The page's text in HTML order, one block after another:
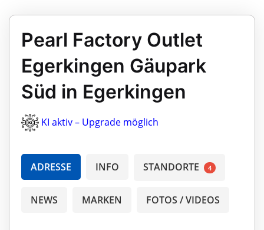
Pearl Factory Outlet
Egerkingen Gäupark
Süd in Egerkingen
KI aktiv – Upgrade möglich
ADRESSE INFO STANDORTE 4
NEWS MARKEN FOTOS / VIDEOS